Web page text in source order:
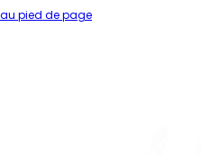
pied de page